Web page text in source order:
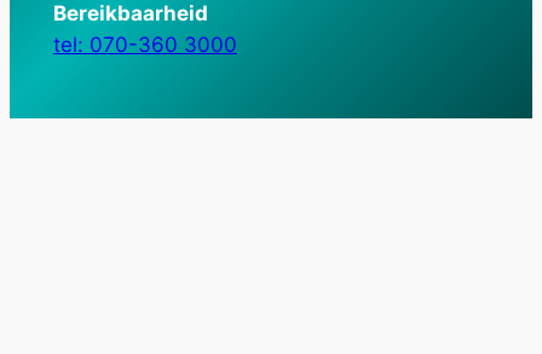
Bereikbaarheid
tel: 070-360 3000